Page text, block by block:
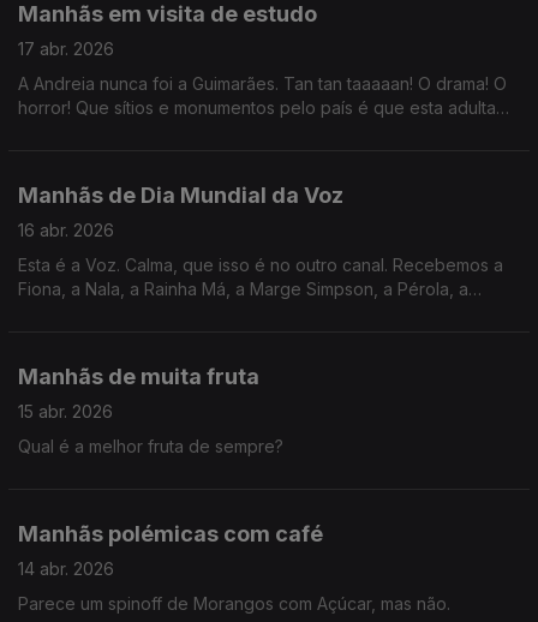
Manhãs em visita de estudo
17 abr. 2026
A Andreia nunca foi a Guimarães. Tan tan taaaaan! O drama! O
horror! Que sítios e monumentos pelo país é que esta adulta
Manhãs de Dia Mundial da Voz
16 abr. 2026
Esta é a Voz. Calma, que isso é no outro canal. Recebemos a
Fiona, a Nala, a Rainha Má, a Marge Simpson, a Pérola, a
Manhãs de muita fruta
15 abr. 2026
Qual é a melhor fruta de sempre?
Manhãs polémicas com café
14 abr. 2026
Parece um spinoff de Morangos com Açúcar, mas não.